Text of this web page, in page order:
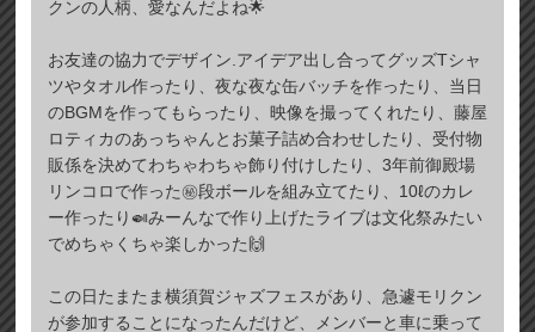
クンの人柄、愛なんだよね🌟
お友達の協力でデザイン.アイデア出し合ってグッズTシャ
ツやタオル作ったり、夜な夜な缶バッチを作ったり、当日
のBGMを作ってもらったり、映像を撮ってくれたり、藤屋
ロティカのあっちゃんとお菓子詰め合わせしたり、受付物
販係を決めてわちゃわちゃ飾り付けしたり、3年前御殿場
リンコロで作った㊙️段ボールを組み立てたり、10ℓのカレ
ー作ったり🍛みーんなで作り上げたライブは文化祭みたい
でめちゃくちゃ楽しかった🙌
この日たまたま横須賀ジャズフェスがあり、急遽モリクン
が参加することになったんだけど、メンバーと車に乗って